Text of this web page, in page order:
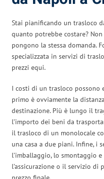
Stai pianificando un trasloco
quanto potrebbe costare?
pongono la stessa domanda.
specializzata in servizi di
prezzi equi.
I costi di un trasloco possono
primo è ovviamente la
destinazione. Più è lungo il
l’importo dei beni da
il trasloco di un monolocale
una casa a due piani. Infine, i
l’imballaggio, lo smontaggio
l’assicurazione o il servizio di